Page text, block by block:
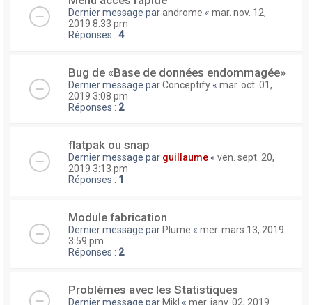
Dernier message parandrome « mar. nov. 12,
2019 8:33 pm
Réponses : 4
Bug de «Base de données endommagée»
Dernier message parConceptify « mar. oct. 01,
2019 3:08 pm
Réponses : 2
flatpak ou snap
Dernier message par guillaume « ven. sept. 20,
2019 3:13 pm
Réponses : 1
Module fabrication
Dernier message parPlume « mer. mars 13, 2019
3:59 pm
Réponses : 2
Problèmes avec les Statistiques
Dernier message parMikl « mer. janv. 02, 2019